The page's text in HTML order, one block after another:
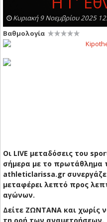
Κυριακή 9 Νοεμβρίου 2025
Βαθμολογία
Οι LIVE μεταδόσεις του
σήμερα με το πρωτάθλημα
athleticlarissa.gr
μεταφέρει λεπτό προς
αγώνων.
Δείτε ΖΩΝΤΑΝΑ και χωρίς